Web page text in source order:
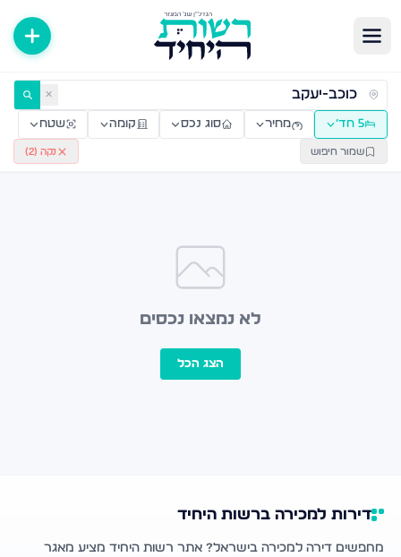
דירות למכירה ולהשכרה — רשות היחיד ✕
5 חד׳ מחיר סוג נכס קומה שטח
שמור חיפוש נקה (2
)
לא נמצאו נכסים
הצג הכל
דירות למכירה ברשות היחיד
מחפשים דירה למכירה בישראל? אתר רשות היחיד מציע מאגר